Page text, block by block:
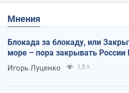
Мнения
Блокада за блокаду, или
море – пора закрывать России
Игорь Луценко 1,5 т.